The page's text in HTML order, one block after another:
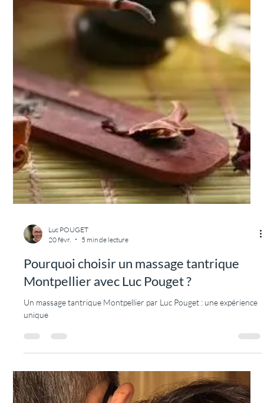
Les Formations TANTRIC MASSAGES
SACRÉS© : pourquoi choisir une
Formation massage tantrique Paris avec
Luc Pouget ?
Découvrir les formations massages tantriques pour Paris sur Table
avec Luc Pouget référent tantrique et spécialiste du massage
cachemirien.